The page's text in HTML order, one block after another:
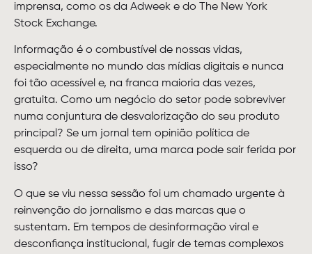
imprensa, como os da Adweek e do The New York
Stock Exchange.
Informação é o combustível de nossas vidas,
especialmente no mundo das mídias digitais e nunca
foi tão acessível e, na franca maioria das vezes,
gratuita. Como um negócio do setor pode sobreviver
numa conjuntura de desvalorização do seu produto
principal? Se um jornal tem opinião política de
esquerda ou de direita, uma marca pode sair ferida por
isso?
O que se viu nessa sessão foi um chamado urgente à
reinvenção do jornalismo e das marcas que o
sustentam. Em tempos de desinformação viral e
desconfiança institucional, fugir de temas complexos